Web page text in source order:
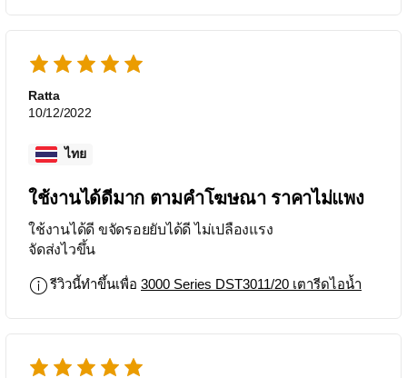
Ratta
10/12/2022
ไทย
ใช้งานได้ดีมาก ตามคำโฆษณา ราคาไม่แพง
ใช้งานได้ดี ขจัดรอยยับได้ดี ไม่เปลืองแรง
จัดส่งไวขึ้น
รีวิวนี้ทำขึ้นเพื่อ 3000 Series DST3011/20 เตารีดไอน้ำ